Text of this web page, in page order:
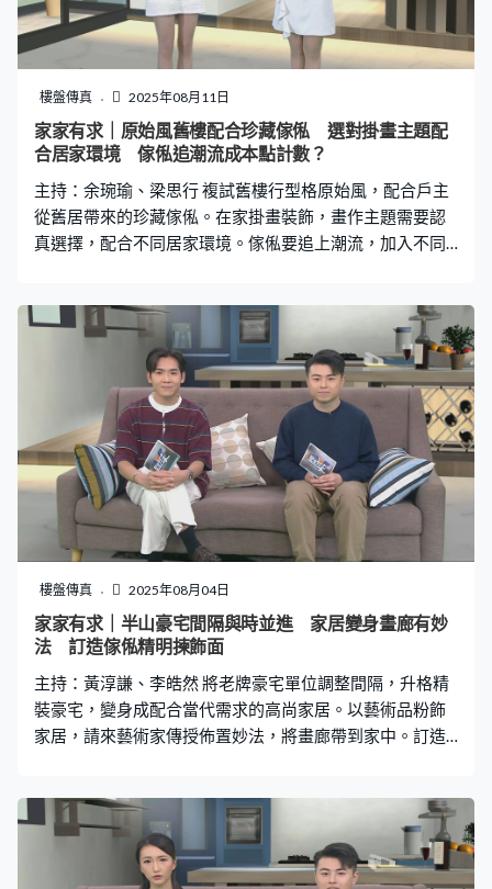
樓盤傳真 2025年08月11日
家家有求｜原始風舊樓配合珍藏傢俬 選對掛畫主題配
合居家環境 傢俬追潮流成本點計數？
主持：余琬瑜、梁思行 複試舊樓行型格原始風，配合戶主
從舊居帶來的珍藏傢俬。在家掛畫裝飾，畫作主題需要認
真選擇，配合不同居家環境。傢俬要追上潮流，加入不同
樓盤傳真 2025年08月04日
家家有求｜半山豪宅間隔與時並進 家居變身畫廊有妙
法 訂造傢俬精明揀飾面
主持：黃淳謙、李皓然 將老牌豪宅單位調整間隔，升格精
裝豪宅，變身成配合當代需求的高尚家居。以藝術品粉飾
家居，請來藝術家傳授佈置妙法，將畫廊帶到家中。訂造